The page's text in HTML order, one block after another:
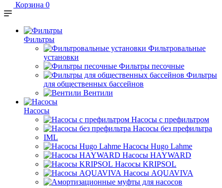
Корзина 0
Фильтры
Фильтровальные
установки
Фильтры песочные
Фильтры
для общественных бассейнов
Вентили
Насосы
Насосы с префильтром
Насосы без префильтра
IML
Насосы Hugo Lahme
Насосы HAYWARD
Насосы KRIPSOL
Насосы AQUAVIVA